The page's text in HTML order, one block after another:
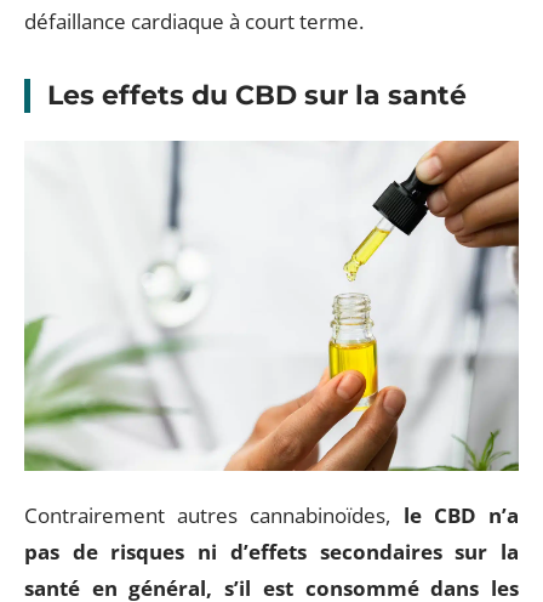
défaillance cardiaque à court terme.
Les effets du CBD sur la santé
Contrairement autres cannabinoïdes, le CBD n’a
pas de risques ni d’effets secondaires sur la
santé en général, s’il est consommé dans les